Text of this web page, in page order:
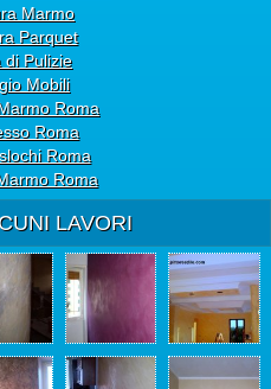
Marmo
Parquet
di Pulizie
Mobili
Roma
Roma
Roma
Roma
LAVORI